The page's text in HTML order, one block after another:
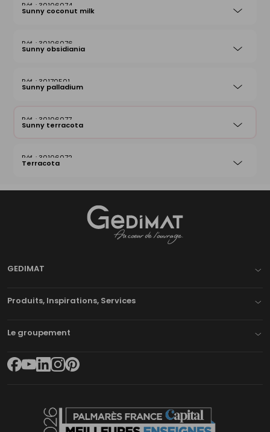
30106074
Sunny coconut milk
30106076
Sunny obsidiania
30170501
Sunny palladium
30106077
Sunny terracota
30106072
Terracota
GEDIMAT
Produits, Inspirations, Services
Le groupement